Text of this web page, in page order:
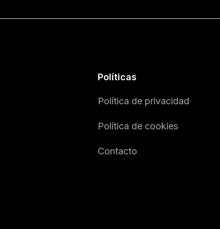
Políticas
Política de privacidad
Política de cookies
Contacto